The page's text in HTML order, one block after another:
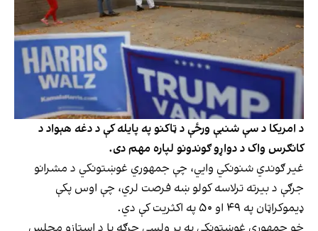
د امریکا د سې شنبې ورځې د ټاکنو په پایله کې د دغه هېواد د
کانګرس واک د دواړو ګوندونو لپاره مهم دی.
غیر ګوندي شنونکي وايي، چې جمهوري غوښتونکي د مشرانو
جرګې د بیرته ترلاسه کولو ښه فرصت لري، چې اوس پکې
ډیموکراټان په ۴۹ او ۵۰ په اکثریت کې دي.